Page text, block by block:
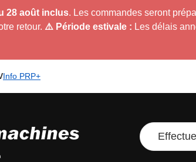
28 août inclus. Les commandes seront
retour. ⚠️ Période estivale : Les délais
Info PRP+